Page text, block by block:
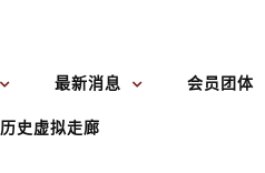
最新消息 会员团体
历史虚拟走廊